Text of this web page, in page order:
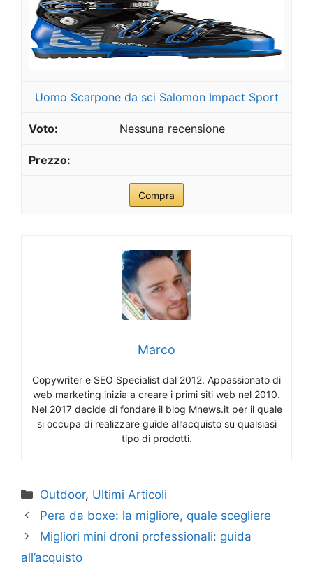
Uomo Scarpone da sci Salomon Impact Sport
Nessuna recensione
Compra
Marco
Copywriter e SEO Specialist dal 2012. Appassionato di
web marketing inizia a creare i primi siti web nel 2010.
Nel 2017 decide di fondare il blog Mnews.it per il quale
si occupa di realizzare guide all’acquisto su qualsiasi
tipo di prodotti.
Categorie
Outdoor, Ultimi Articoli
Pera da boxe: la migliore, quale scegliere
Migliori mini droni professionali: guida
all’acquisto